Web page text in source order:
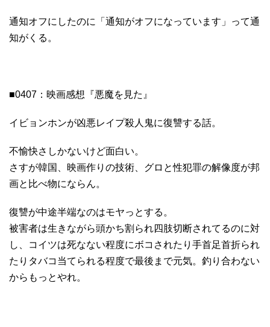
通知オフにしたのに「通知がオフになっています」って通
知がくる。
■0407：映画感想『悪魔を見た』
イビョンホンが凶悪レイプ殺人鬼に復讐する話。
不愉快さしかないけど面白い。
さすが韓国、映画作りの技術、グロと性犯罪の解像度が邦
画と比べ物にならん。
復讐が中途半端なのはモヤっとする。
被害者は生きながら頭かち割られ四肢切断されてるのに対
し、コイツは死なない程度にボコされたり手首足首折られ
たりタバコ当てられる程度で最後まで元気。釣り合わない
からもっとやれ。